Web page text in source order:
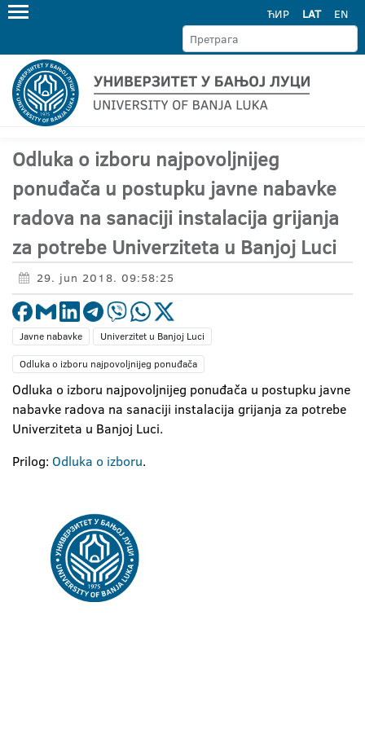
ЋИР LAT EN
Odluka o izboru najpovoljnijeg
ponuđača u postupku javne nabavke
radova na sanaciji instalacija grijanja
za potrebe Univerziteta u Banjoj Luci
29. jun 2018. 09:58:25
Javne nabavke
Univerzitet u Banjoj Luci
Odluka o izboru najpovoljnijeg ponuđača
Odluka o izboru najpovoljnijeg ponuđača u postupku javne
nabavke radova na sanaciji instalacija grijanja za potrebe
Univerziteta u Banjoj Luci.
Prilog: Odluka o izboru.